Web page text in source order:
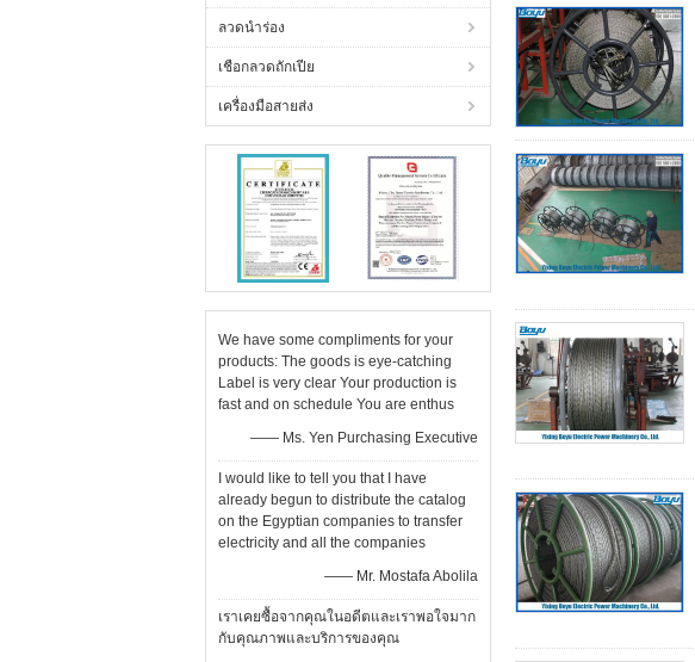
ลวดนำร่อง
เชือกลวดถักเปีย
เครื่องมือสายส่ง
We have some compliments for your
products: The goods is eye-catching
Label is very clear Your production is
fast and on schedule You are enthus
—— Ms. Yen Purchasing Executive
I would like to tell you that I have
already begun to distribute the catalog
on the Egyptian companies to transfer
electricity and all the companies
—— Mr. Mostafa Abolila
เราเคยซื้อจากคุณในอดีตและเราพอใจมาก
กับคุณภาพและบริการของคุณ